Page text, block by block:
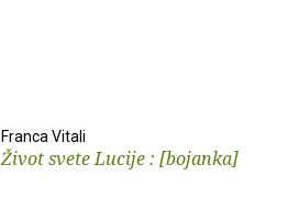
Franca Vitali
Život svete Lucije : [bojanka]